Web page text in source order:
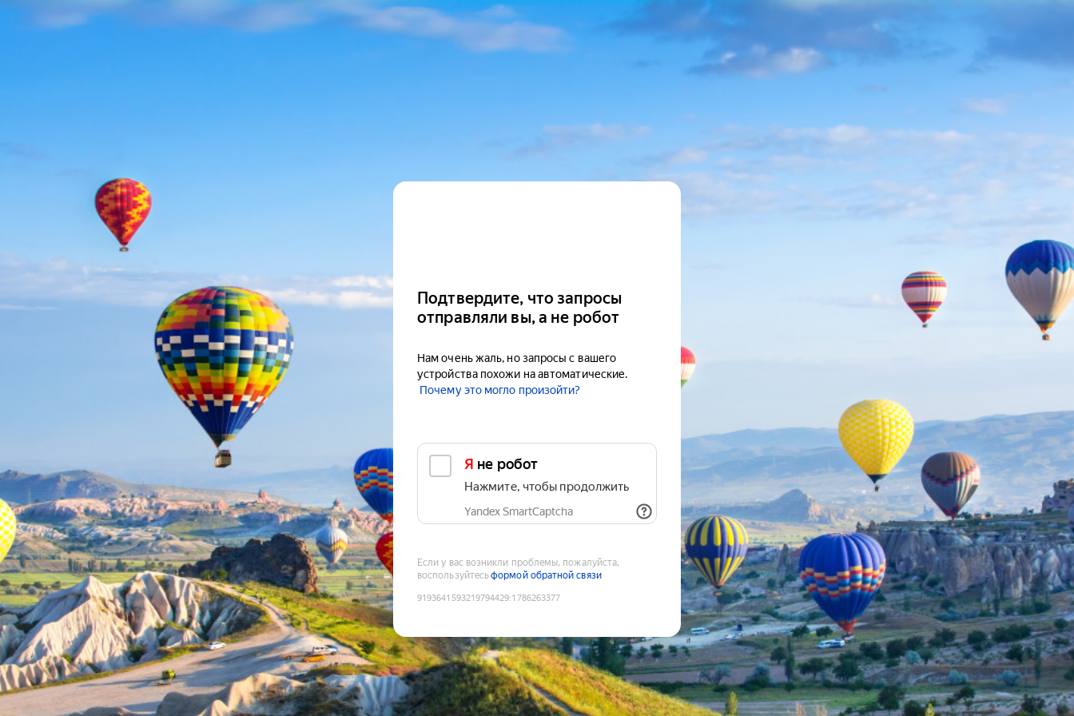
Подтвердите, что запросы
отправляли вы, а не робот
Нам очень жаль, но запросы с вашего
устройства похожи на автоматические.
Почему это могло произойти?
Я не робот
Нажмите, чтобы продолжить
Yandex SmartCaptcha
Если у вас возникли проблемы, пожалуйста,
воспользуйтесьформой обратной связи
9193641593219794429:1786263377